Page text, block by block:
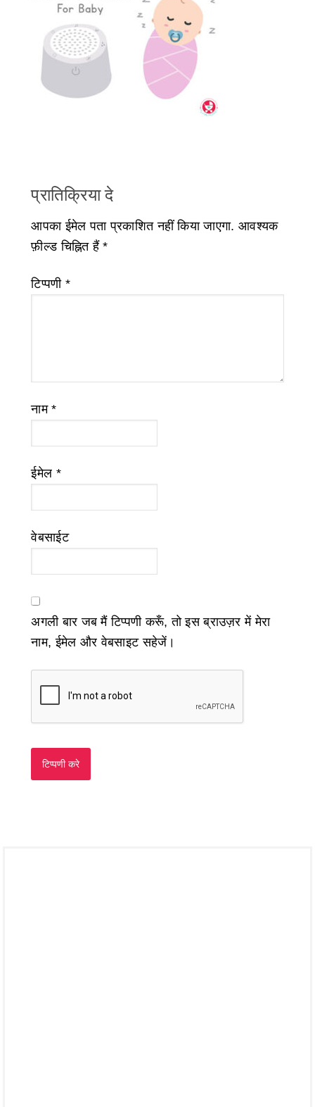
प्रातिक्रिया दे
आपका ईमेल पता प्रकाशित नहीं किया जाएगा. आवश्यक
फ़ील्ड चिह्नित हैं*
टिप्पणी *
नाम*
ईमेल *
वेबसाईट
अगली बार जब मैं टिप्पणी करूँ, तो इस ब्राउज़र में मेरा
नाम, ईमेल और वेबसाइट सहेजें।